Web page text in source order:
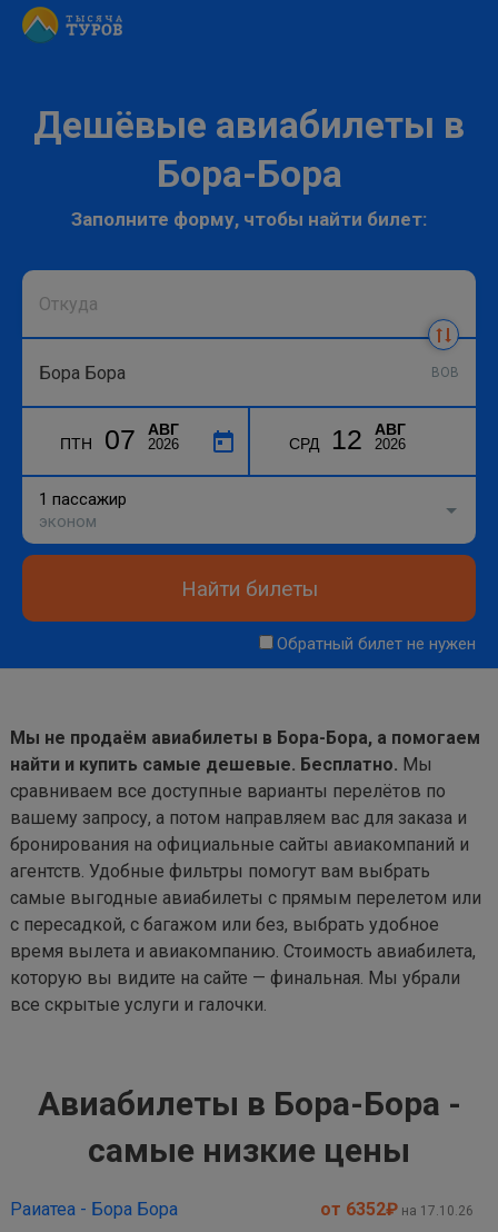
Дешёвые авиабилеты в
Бора-Бора
Заполните форму, чтобы найти билет:
BOB
ПТН 07 АВГ
2026 СРД 12 АВГ
2026
1 пассажир
эконом
Найти билеты
Обратный билет не нужен
Мы не продаём авиабилеты в Бора-Бора, а помогаем
найти и купить самые дешевые. Бесплатно. Мы
сравниваем все доступные варианты перелётов по
вашему запросу, а потом направляем вас для заказа и
бронирования на официальные сайты авиакомпаний и
агентств. Удобные фильтры помогут вам выбрать
самые выгодные авиабилеты с прямым перелетом или
с пересадкой, с багажом или без, выбрать удобное
время вылета и авиакомпанию. Стоимость авиабилета,
которую вы видите на сайте — финальная. Мы убрали
все скрытые услуги и галочки.
Авиабилеты в Бора-Бора -
самые низкие цены
Раиатеа - Бора Бора от 6352₽ на 17.10.26